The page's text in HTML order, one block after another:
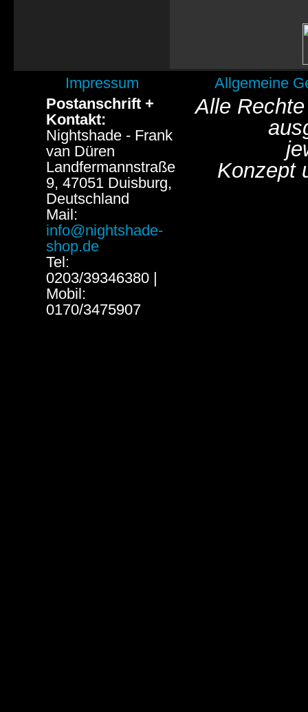
Impressum
Allgemeine
Postanschrift +
Kontakt:
Nightshade - Frank
van Düren
Landfermannstraße
9, 47051 Duisburg,
Deutschland
Mail:
info@nightshade-
shop.de
Tel:
0203/39346380 |
Mobil:
0170/3475907
Alle
Konzept